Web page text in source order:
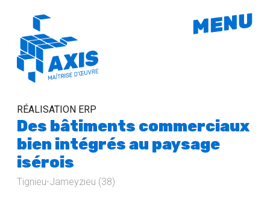
MENU
RÉALISATION ERP
Des bâtiments commerciaux
bien intégrés au paysage
isérois
Tignieu-Jameyzieu (38)